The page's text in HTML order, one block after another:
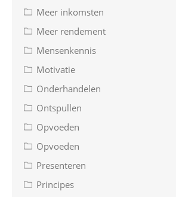
Meer inkomsten
Meer rendement
Mensenkennis
Motivatie
Onderhandelen
Ontspullen
Opvoeden
Opvoeden
Presenteren
Principes